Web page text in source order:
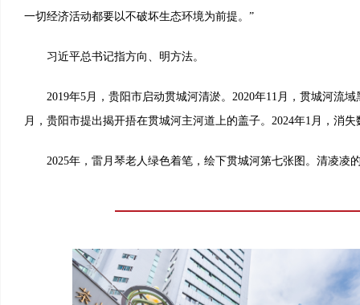
一切经济活动都要以不破坏生态环境为前提。”
习近平总书记指方向、明方法。
2019年5月，贵阳市启动贯城河清淤。2020年11月，贯城河流域
月，贵阳市提出揭开捂在贯城河主河道上的盖子。2024年1月，消
2025年，雷月琴老人绿色着笔，绘下贯城河第七张图。清凌凌